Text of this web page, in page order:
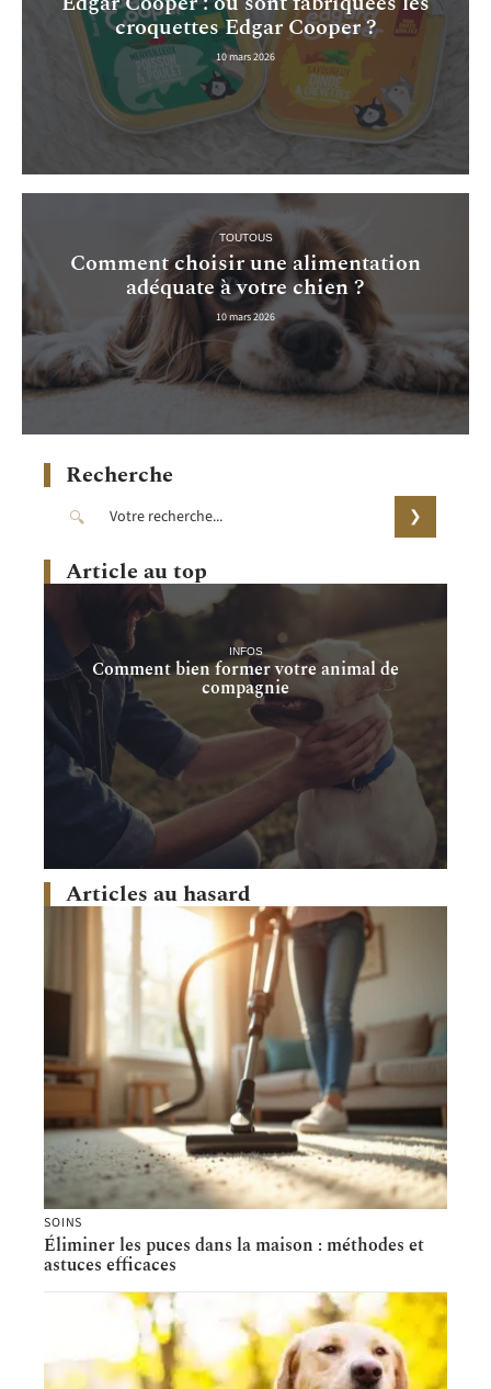
croquettes Edgar Cooper ?
10 mars 2026
TOUTOUS
Comment choisir une alimentation
adéquate à votre chien ?
10 mars 2026
Recherche
Article au top
INFOS
Comment bien former votre animal de
compagnie
Articles au hasard
SOINS
Éliminer les puces dans la maison : méthodes et
astuces efficaces